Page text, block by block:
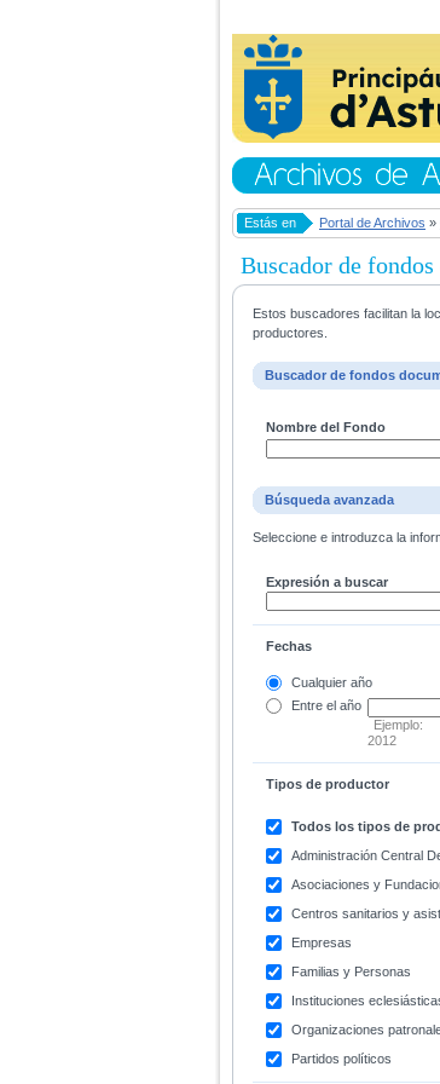
Estás en Portal de Archivos »
Buscador de
Estos buscadores facilitan la
productores.
Buscador de fondos
Nombre del Fondo
Búsqueda avanzada
Seleccione e introduzca la
Expresión a buscar
Fechas
Cualquier año
Entre el año
Ejemplo:
2012
Tipos de productor
Todos los tipos de
Administración Central
Asociaciones y
Centros sanitarios y
Empresas
Familias y Personas
Instituciones
Organizaciones
Partidos políticos